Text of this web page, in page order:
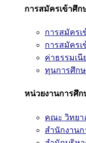
การสมัครเข้าศึก
การสมัคร
การสมัคร
ค่าธรรมเ
ทุนการศึก
หน่วยงานการศึก
คณะ วิทยา
สำนักงานก